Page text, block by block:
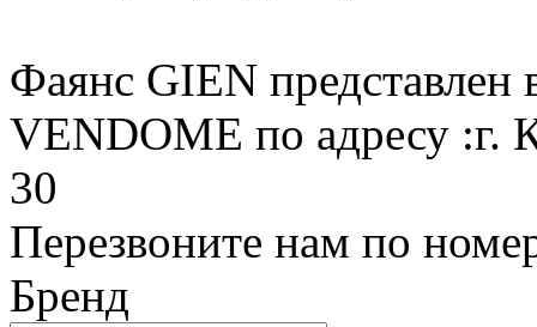
Фаянс GIEN представлен
VENDOME по адресу :г.
30
Перезвоните нам по
Бренд